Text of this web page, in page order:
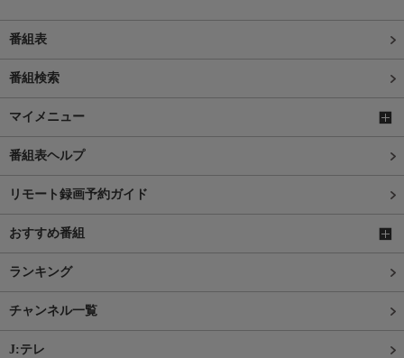
番組表
番組検索
マイメニュー
番組表ヘルプ
リモート録画予約ガイド
おすすめ番組
ランキング
チャンネル一覧
J:テレ